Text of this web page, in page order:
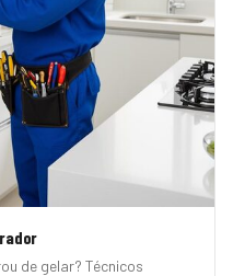
de gelar? Técnicos